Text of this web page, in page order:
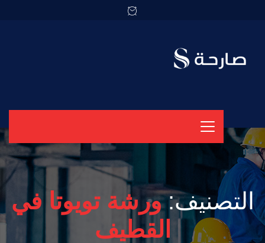
التصنيف:ورشة تويوتا في
القطيف